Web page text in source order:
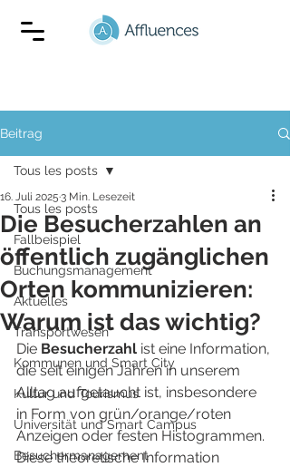
Beitrag
Tous les posts
Fallbeispiel
Buchungsmanagement
Aktuelles
Transportwesen
Kommunen und Smart City
Kultur und Tourismus
Universität und Smart Campus
Besuchermanagement
Tous les posts
Die Besucherzahlen an
öffentlich zugänglichen
Orten kommunizieren:
Warum ist das wichtig?
16. Juli 2025 3 Min. Lesezeit
Die Besucherzahl ist eine Information,
die seit einigen Jahren in unserem
Alltag aufgetaucht ist, insbesondere
in Form von grün/orange/roten
Anzeigen oder festen Histogrammen.
Diese theoretische Information